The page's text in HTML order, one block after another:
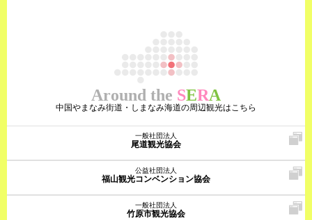
Around the SERA
中国やまなみ街道・しまなみ海道の周辺観光はこちら
一般社団法人
尾道観光協会
公益社団法人
福山観光コンベンション協会
一般社団法人
竹原市観光協会